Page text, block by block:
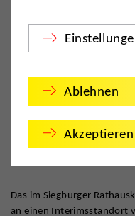
Das im Siegburger
an einen Interimsstandort
Ablehnen
Akzeptieren